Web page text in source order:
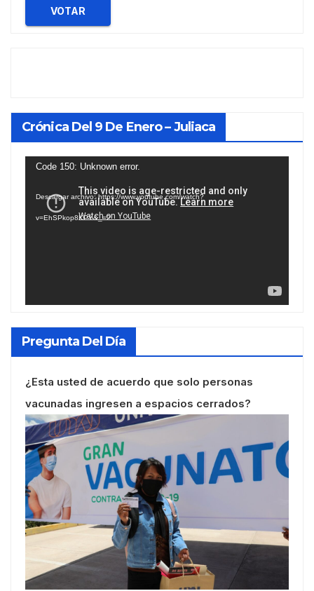
VOTAR
Crónica Del 9 De Enero – Juliaca
Reproductor
vídeo
Code 150: Unknown error.
Descargar archivo: https://www.youtube.com/watch?
v=EhSPkop8KPY&_=2
Pregunta Del Día
¿Esta usted de acuerdo que solo personas
vacunadas ingresen a espacios cerrados?